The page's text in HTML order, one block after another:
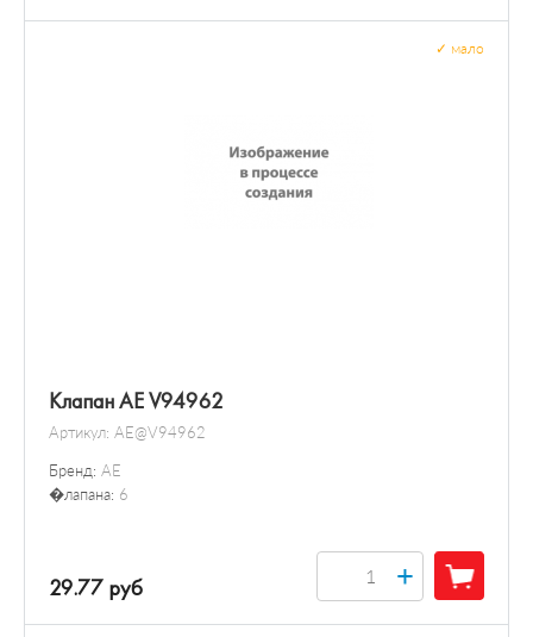
Клапан AE V94962
Артикул: AE@V94962
Бренд: AE
�лапана: 6
мало
29.77 руб +